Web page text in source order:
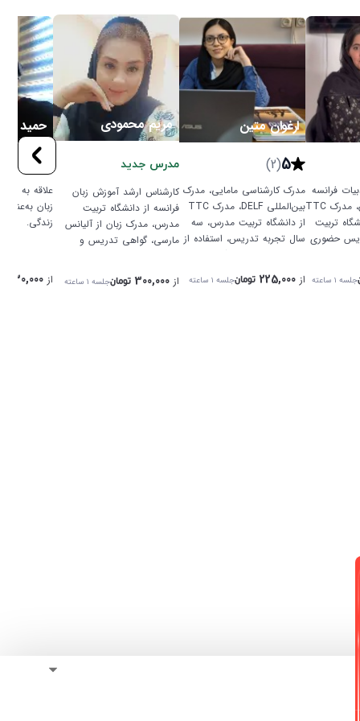
فرانسه
از دانشگاه اصفهان، مدرک TTC
تربیت
حضوری
و
جلسه ۱ ساعته
ارغوان متین
5
(2)
مدرک کارشناسی مامایی، مدرک
بین‌المللی DELF، مدرک TTC
از دانشگاه تربیت مدرس، سه
سال تجربه تدریس، استفاده از
فضای دوستانه و بدون استرس،
تمرکز بر مکالمه و
از225,000 تومانجلسه ۱ ساعته
مریم محمودی
مدرس جدید
کارشناس ارشد آموزش زبان
فرانسه از دانشگاه تربیت
مدرس، مدرک زبان از آلیانس
مارسی، گواهی تدریس و
سال، تسلط به متدهای جدید
آموزش زبان.
از300,000 تومانجلسه ۱ ساعته
حمید
5
علاقه به
زبان
زندگی.
از530,000